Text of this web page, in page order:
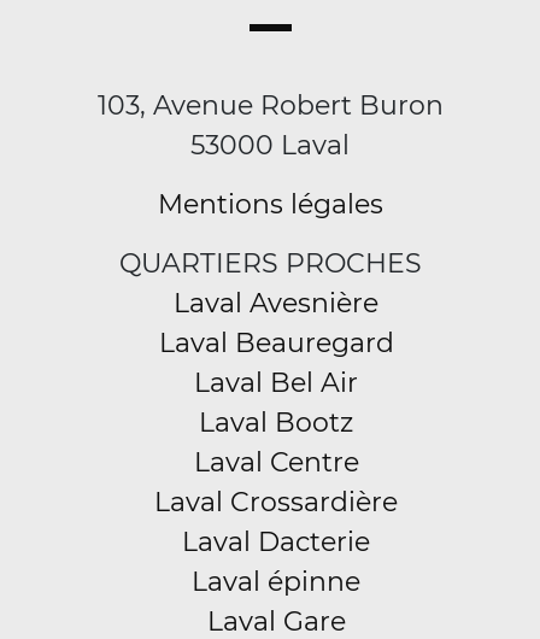
103, Avenue Robert Buron
53000 Laval
Mentions légales
QUARTIERS PROCHES
Laval Avesnière
Laval Beauregard
Laval Bel Air
Laval Bootz
Laval Centre
Laval Crossardière
Laval Dacterie
Laval épinne
Laval Gare